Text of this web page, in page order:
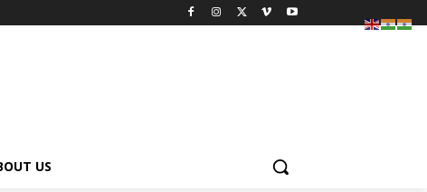
US